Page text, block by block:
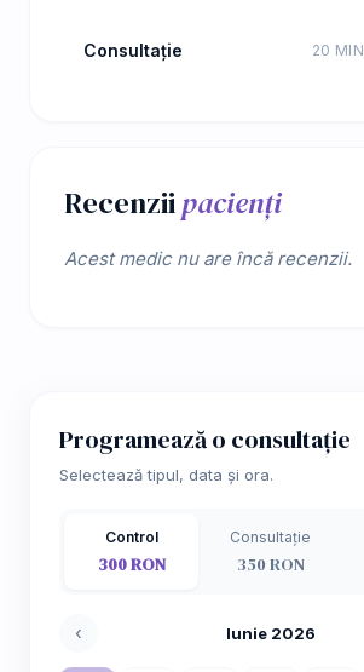
Consultație 20 MIN
Recenziipacienți
Acest medic nu are încă recenzii.
Programează o consultație
Selectează tipul, data și ora.
Control
300 RON
Consultație
350 RON
‹ Iunie 2026